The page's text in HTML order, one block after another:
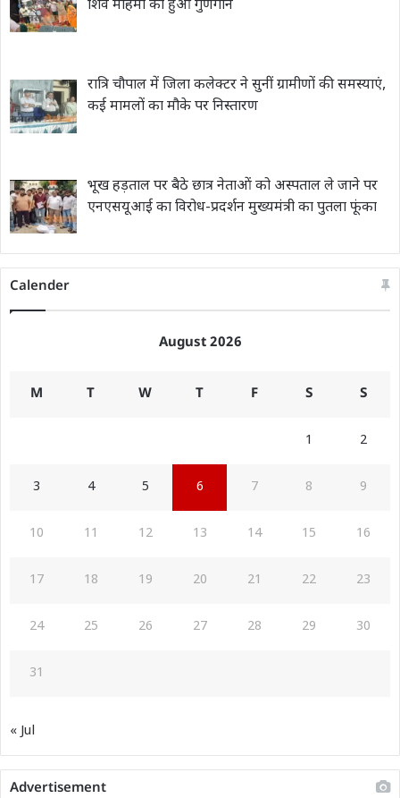
शिव महिमा का हुआ गुणगान
रात्रि चौपाल में जिला कलेक्टर ने सुनीं ग्रामीणों की समस्याएं,
कई मामलों का मौके पर निस्तारण
भूख हड़ताल पर बैठे छात्र नेताओं को अस्पताल ले जाने पर
एनएसयूआई का विरोध-प्रदर्शन मुख्यमंत्री का पुतला फूंका
Calender
August 2026
M T W T F S S
1 2
3 4 5 6 7 8 9
10 11 12 13 14 15 16
17 18 19 20 21 22 23
24 25 26 27 28 29 30
31
« Jul
Advertisement